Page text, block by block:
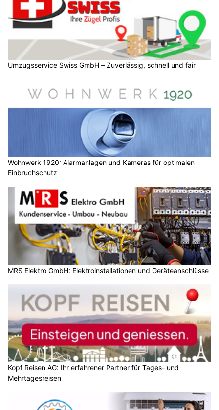
Umzugsservice Swiss GmbH – Zuverlässig, schnell und fair
Wohnwerk 1920: Alarmanlagen und Kameras für optimalen
Einbruchschutz
MRS Elektro GmbH: Elektroinstallationen und Geräteanschlüsse
Kopf Reisen AG: Ihr erfahrener Partner für Tages- und
Mehrtagesreisen